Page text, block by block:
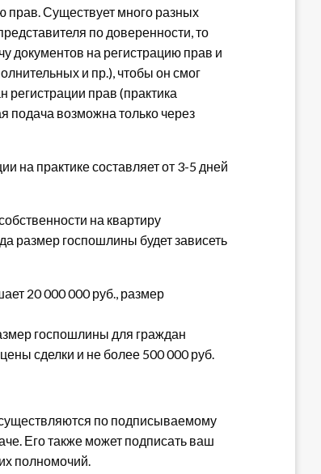
прав. Существует много разных
по доверенности, то
документов на регистрацию прав и
и пр.), чтобы он смог
прав (практика
подача возможна только через
на практике составляет от 3-5 дней
на квартиру
размер госпошлины будет зависеть
20 000 000 руб., размер
госпошлины для граждан
сделки и не более 500 000 руб.
по подписываемому
Его также может подписать ваш
полномочий.